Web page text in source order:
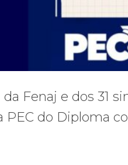
Fenaj e dos 31
PEC do Diploma